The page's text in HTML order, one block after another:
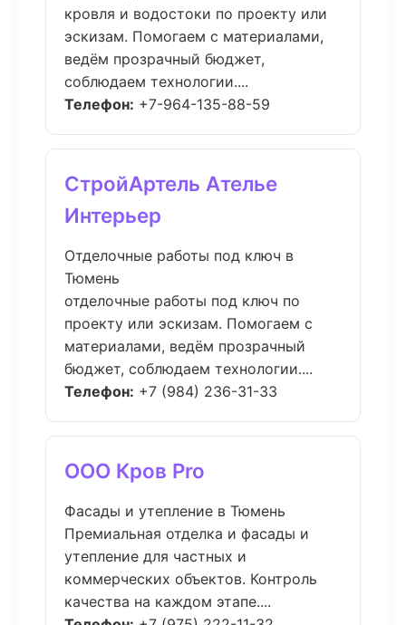
кровля и водостоки по проекту или
эскизам. Помогаем с материалами,
ведём прозрачный бюджет,
соблюдаем технологии....
Телефон: +7-964-135-88-59
СтройАртель Ателье
Интерьер
Отделочные работы под ключ в
Тюмень
отделочные работы под ключ по
проекту или эскизам. Помогаем с
материалами, ведём прозрачный
бюджет, соблюдаем технологии....
Телефон: +7 (984) 236-31-33
ООО Кров Pro
Фасады и утепление в Тюмень
Премиальная отделка и фасады и
утепление для частных и
коммерческих объектов. Контроль
качества на каждом этапе....